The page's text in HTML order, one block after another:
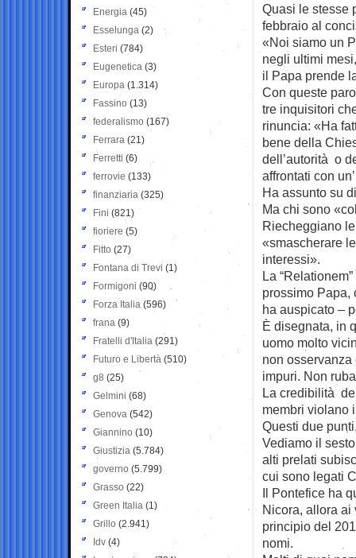
Quasi le stesse
febbraio al
«Noi siamo un
negli ultimi
il Papa prende
Con queste
tre inquisitori
rinuncia: «Ha
bene della
dell’autorità o
affrontati con
Ha assunto su
Ma chi sono
Riecheggiano
«smascherare
interessi».
La
prossimo Papa,
ha auspicato –
È disegnata, in
uomo molto
non
impuri. Non
La credibilità
membri violano
Questi due
Vediamo il
alti prelati
cui sono legati
Il Pontefice ha
Nicora, allora ai
principio del
nomi.
Energia (45)
Esselunga (2)
Esteri (784)
Eugenetica (3)
Europa (1.314)
Fassino (13)
federalismo (167)
Ferrara (21)
Ferretti (6)
ferrovie (133)
finanziaria (325)
Fini (821)
fioriere (5)
Fitto (27)
Fontana di Trevi (1)
Formigoni (90)
Forza Italia (596)
frana (9)
Fratelli d'Italia (291)
Futuro e Libertà (510)
g8 (25)
Gelmini (68)
Genova (542)
Giannino (10)
Giustizia (5.784)
governo (5.799)
Grasso (22)
Green Italia (1)
Grillo (2.941)
Idv (4)